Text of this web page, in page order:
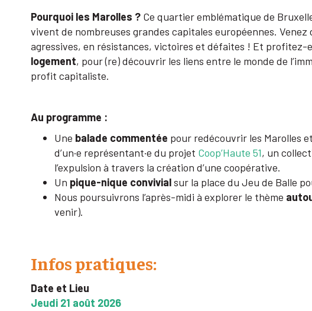
Pourquoi les Marolles ? Ce quartier emblématique de
vivent de nombreuses grandes capitales européennes.
agressives, en résistances, victoires et défaites ! Et profitez-
logement, pour (re) découvrir les liens entre le monde de
profit capitaliste.
Au programme :
Une balade commentée pour redécouvrir les Marolles
d’un·e représentant·e du projet Coop’Haute 51, un
l’expulsion à travers la création d’une coopérative.
Un pique-nique convivialsur la place du Jeu de Balle
Nous poursuivrons l’après-midi à explorer le thème
venir).
Infos pratiques:
Date et Lieu
Jeudi 21 août 2026